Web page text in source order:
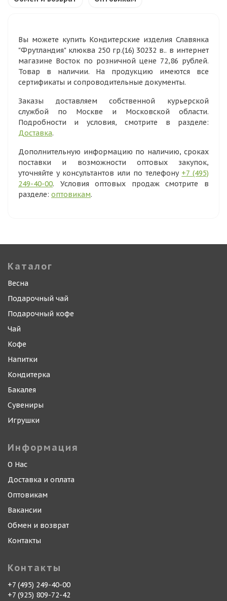
Вы можете купить Кондитерские изделия Славянка
"Фрутландия" клюква 250 гр.(16) 30232 в.. в интернет
магазине Восток по розничной цене 72,86 рублей.
Товар в наличии. На продукцию имеются все
сертификаты и сопроводительные документы.
Заказы доставляем собственной курьерской
службой по Москве и Московской области.
Подробности и условия, смотрите в разделе:
Доставка.
Дополнительную информацию по наличию, сроках
поставки и возможности оптовых закупок,
уточняйте у консультантов или по телефону +7 (495)
249-40-00. Условия оптовых продаж смотрите в
разделе: оптовикам.
Каталог
Весна
Подарочный чай
Подарочный кофе
Чай
Кофе
Напитки
Кондитерка
Бакалея
Сувениры
Игрушки
Информация
О Нас
Доставка и оплата
Оптовикам
Вакансии
Обмен и возврат
Контакты
Контакты
+7 (495) 249-40-00
+7 (925) 809-72-42